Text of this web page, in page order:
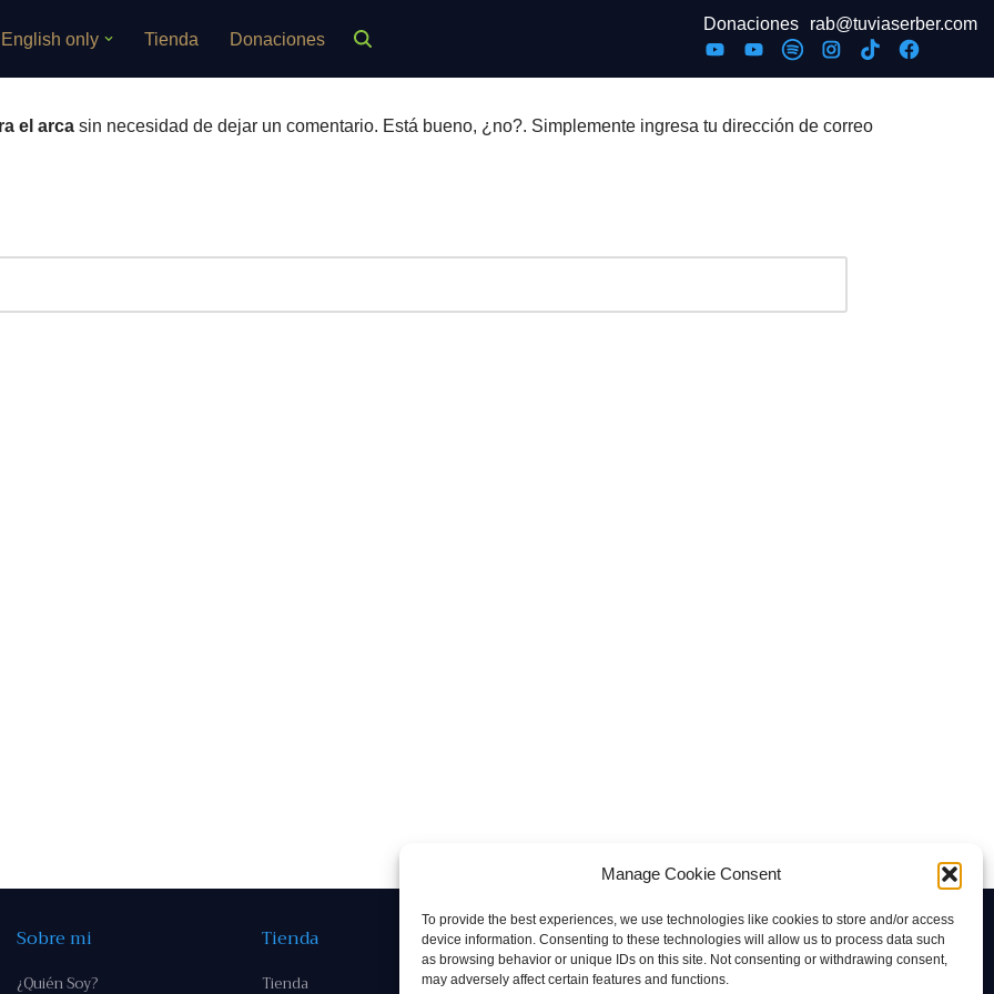
Manage Cookie Consent
To provide the best experiences, we use technologies like cookies to store and/or access
device information. Consenting to these technologies will allow us to process data such
as browsing behavior or unique IDs on this site. Not consenting or withdrawing consent,
may adversely affect certain features and functions.
English only Tienda Donaciones
Donaciones rab@tuviaserber.com
el arca sin necesidad de dejar un comentario. Está bueno, ¿no?. Simplemente ingresa tu dirección de correo
Sobre mi
¿Quién Soy?
Tienda
Tienda
Contacto
rab@tuviaserber.com